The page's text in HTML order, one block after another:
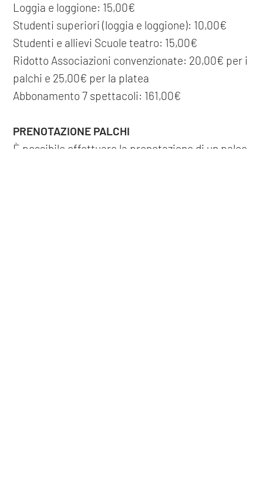
Loggia e loggione: 15,00€
Studenti superiori (loggia e loggione): 10,00€
Studenti e allievi Scuole teatro: 15,00€
Ridotto Associazioni convenzionate: 20,00€ per i
palchi e 25,00€ per la platea
Abbonamento 7 spettacoli: 161,00€
PRENOTAZIONE PALCHI
È possibile effettuare la prenotazione di un palco